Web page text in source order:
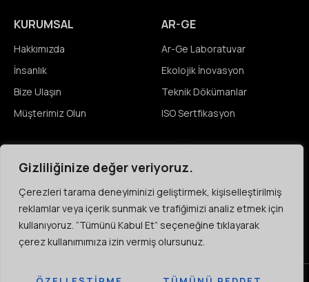
Gizliliğinize değer veriyoruz.
Çerezleri tarama deneyiminizi geliştirmek, kişiselleştirilmiş
reklamlar veya içerik sunmak ve trafiğimizi analiz etmek için
kullanıyoruz. “Tümünü Kabul Et” seçeneğine tıklayarak
çerez kullanımımıza izin vermiş olursunuz.
KURUMSAL
Hakkımızda
İnsanlık
Bize Ulaşın
Müşterimiz Olun
AR-GE
Ar-Ge Laboratuvar
Ekolojik İnovasyon
Teknik Dökümanlar
ISO Sertfikasyon
Haberler
Etkinlikler
Video & Resim Galeri
Açık Pozisyonlar
Öğrenciler
Çeşitlilik & Kapsayıcılık